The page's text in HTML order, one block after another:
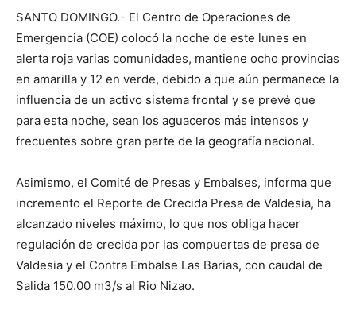
SANTO DOMINGO.- El Centro de Operaciones de
Emergencia (COE) colocó la noche de este lunes en
alerta roja varias comunidades, mantiene ocho provincias
en amarilla y 12 en verde, debido a que aún permanece la
influencia de un activo sistema frontal y se prevé que
para esta noche, sean los aguaceros más intensos y
frecuentes sobre gran parte de la geografía nacional.
Asimismo, el Comité de Presas y Embalses, informa que
incremento el Reporte de Crecida Presa de Valdesia, ha
alcanzado niveles máximo, lo que nos obliga hacer
regulación de crecida por las compuertas de presa de
Valdesia y el Contra Embalse Las Barias, con caudal de
Salida 150.00 m3/s al Rio Nizao.